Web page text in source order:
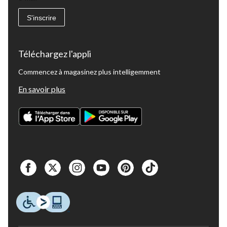
S'inscrire
Téléchargez l'appli
Commencez à magasinez plus intelligemment
En savoir plus